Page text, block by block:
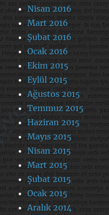
Nisan 2016
Mart 2016
Şubat 2016
Ocak 2016
Ekim 2015
Eylül 2015
Ağustos 2015
Temmuz 2015
Haziran 2015
Mayıs 2015
Nisan 2015
Mart 2015
Şubat 2015
Ocak 2015
Aralık 2014